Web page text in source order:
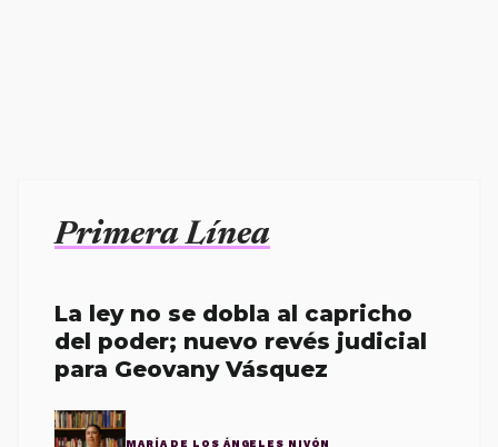
Primera Línea
La ley no se dobla al capricho
del poder; nuevo revés judicial
para Geovany Vásquez
MARÍA DE LOS ÁNGELES NIVÓN